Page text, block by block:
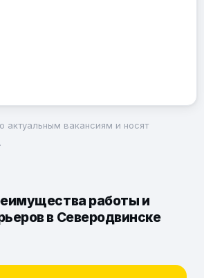
актуальным вакансиям и носят
работы и
в Северодвинске